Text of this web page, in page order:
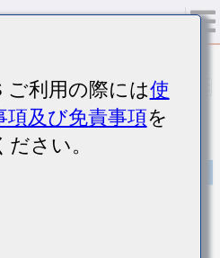
(AEC-Q200 Qualified) 樹脂外部
(高誘電率系)]
ご利用の際には使
項及び免責事項を
さい。